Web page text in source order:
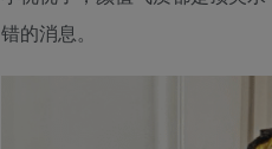
错的消息。